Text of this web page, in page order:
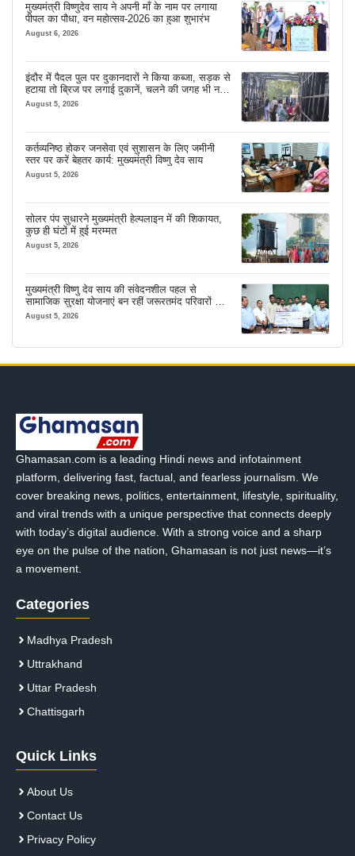
मुख्यमंत्री विष्णुदेव साय ने अपनी माँ के नाम पर लगाया
पीपल का पौधा, वन महोत्सव-2026 का हुआ शुभारंभ
August 6, 2026
इंदौर में पैदल पुल पर दुकानदारों ने किया कब्जा, सड़क से
हटाया तो ब्रिज पर लगाई दुकानें, चलने की जगह भी नहीं
मिल रही
August 5, 2026
कर्तव्यनिष्ठ होकर जनसेवा एवं सुशासन के लिए जमीनी
स्तर पर करें बेहतर कार्य: मुख्यमंत्री विष्णु देव साय
August 5, 2026
सोलर पंप सुधारने मुख्यमंत्री हेल्पलाइन में की शिकायत,
कुछ ही घंटों में हुई मरम्मत
August 5, 2026
मुख्यमंत्री विष्णु देव साय की संवेदनशील पहल से
सामाजिक सुरक्षा योजनाएं बन रहीं जरूरतमंद परिवारों का
मजबूत सहारा
August 5, 2026
Ghamasan.com is a leading Hindi news and infotainment
platform, delivering fast, factual, and fearless journalism. We
cover breaking news, politics, entertainment, lifestyle, spirituality,
and viral trends with a unique perspective that connects deeply
with today’s digital audience. With a strong voice and a sharp
eye on the pulse of the nation, Ghamasan is not just news—it’s
a movement.
Categories
Madhya Pradesh
Uttrakhand
Uttar Pradesh
Chattisgarh
Quick Links
About Us
Contact Us
Privacy Policy